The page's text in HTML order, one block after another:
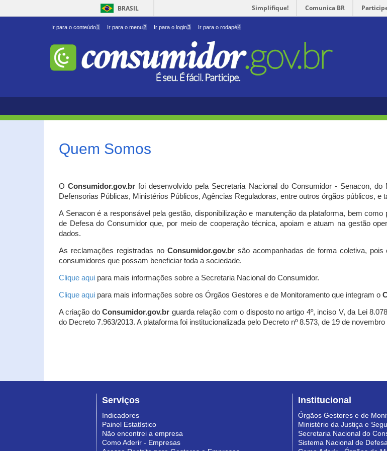
BRASIL Simplifique! Comunica BR
Ir para o conteúdo1 Ir para o menu2 Ir para o login3 Ir para o rodapé4
Quem Somos
OConsumidor.gov.br foi desenvolvido pela Secretaria Nacional do Consumidor - Senacon,
Defensorias Públicas, Ministérios Públicos, Agências Reguladoras, entre outros órgãos públicos, e
A Senacon é a responsável pela gestão, disponibilização e manutenção da plataforma, bem
de Defesa do Consumidor que, por meio de cooperação técnica, apoiam e atuam na gestão
dados.
As reclamações registradas no Consumidor.gov.brsão acompanhadas de forma coletiva,
consumidores que possam beneficiar toda a sociedade.
Clique aqui para mais informações sobre a Secretaria Nacional do Consumidor.
Clique aqui para mais informações sobre os Órgãos Gestores e de Monitoramento que integram o
A criação doConsumidor.gov.br guarda relação com o disposto no artigo 4º, inciso V, da Lei
do Decreto 7.963/2013. A plataforma foi institucionalizada pelo Decreto nº 8.573, de 19 de novembro
Serviços
Indicadores
Painel Estatístico
Não encontrei a empresa
Como Aderir - Empresas
Institucional
Órgãos Gestores e de
Ministério da Justiça e
Secretaria Nacional do
Sistema Nacional de